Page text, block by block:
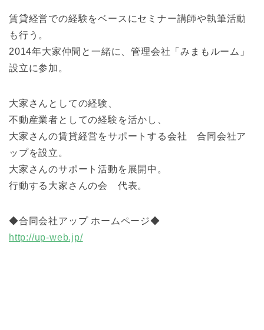
賃貸経営での経験をベースにセミナー講師や執筆活動
も行う。
2014年大家仲間と一緒に、管理会社「みまもルーム」
設立に参加。
大家さんとしての経験、
不動産業者としての経験を活かし、
大家さんの賃貸経営をサポートする会社 合同会社ア
ップを設立。
大家さんのサポート活動を展開中。
行動する大家さんの会 代表。
◆合同会社アップ ホームページ◆
http://up-web.jp/